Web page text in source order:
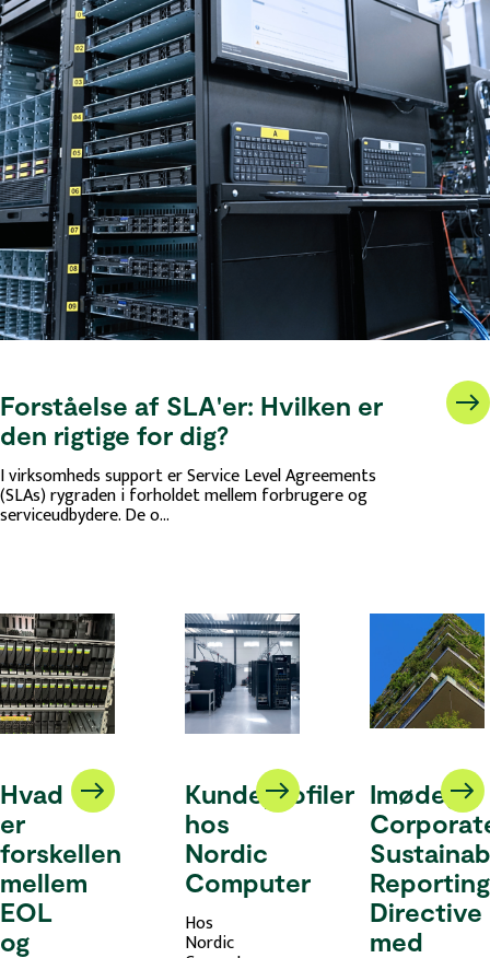
Forståelse af SLA'er: Hvilken er
den rigtige for dig?
I virksomheds support er Service Level Agreements
(SLAs) rygraden i forholdet mellem forbrugere og
serviceudbydere. De o...
Hvad
er
forskellen
mellem
EOL
og
Kundeprofiler
hos
Nordic
Computer
Hos
Nordic
Imødegå
Reporting
Directive
med